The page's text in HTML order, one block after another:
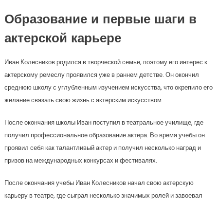
Образование и первые шаги в
актерской карьере
Иван Колесников родился в творческой семье, поэтому его интерес к
актерскому ремеслу проявился уже в раннем детстве. Он окончил
среднюю школу с углубленным изучением искусства, что окрепило его
желание связать свою жизнь с актерским искусством.
После окончания школы Иван поступил в театральное училище, где
получил профессиональное образование актера. Во время учебы он
проявил себя как талантливый актер и получил несколько наград и
призов на международных конкурсах и фестивалях.
После окончания учебы Иван Колесников начал свою актерскую
карьеру в театре, где сыграл несколько значимых ролей и завоевал